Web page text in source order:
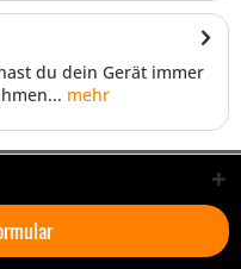
du dein Gerät immer
mehr